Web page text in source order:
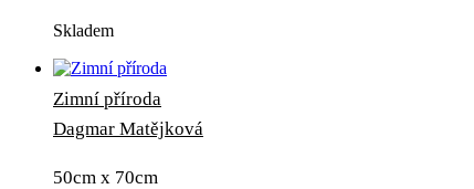
Skladem
Zimní příroda
Dagmar Matějková
50cm x 70cm